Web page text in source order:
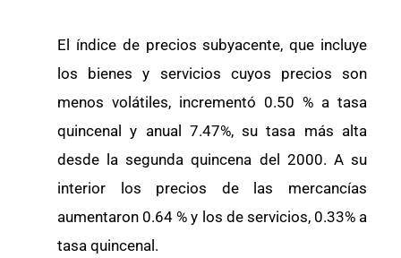
El índice de precios subyacente, que incluye
los bienes y servicios cuyos precios son
menos volátiles, incrementó 0.50 % a tasa
quincenal y anual 7.47%, su tasa más alta
desde la segunda quincena del 2000. A su
interior los precios de las mercancías
aumentaron 0.64 % y los de servicios, 0.33% a
tasa quincenal.